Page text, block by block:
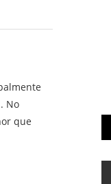
No
que